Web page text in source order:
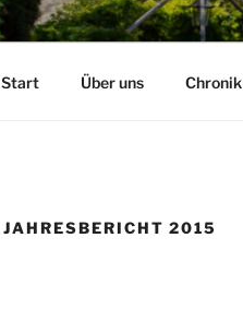
Start Über uns Chronik
JAHRESBERICHT 2015